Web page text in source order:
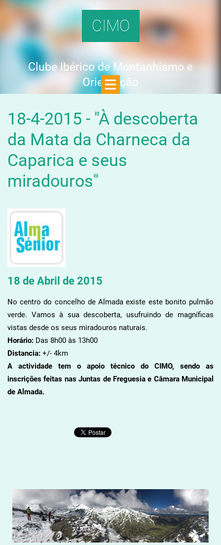
CIMO
Clube Ibérico de Montanhismo e
Orientação
18-4-2015 - "À descoberta
da Mata da Charneca da
Caparica e seus
miradouros"
18 de Abril de 2015
No centro do concelho de Almada existe este bonito pulmão
verde. Vamos à sua descoberta, usufruindo de magníficas
vistas desde os seus miradouros naturais.
Horário:Das 8h00 às 13h00
Distancia:+/- 4km
A actividade tem o apoio técnico do CIMO, sendo as
inscrições feitas nas Juntas de Freguesia e Câmara Municipal
de Almada.